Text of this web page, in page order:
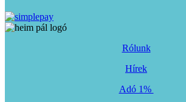
Rólunk
Hírek
Adó 1%